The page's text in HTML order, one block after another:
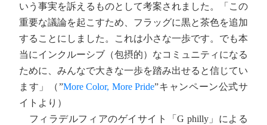
いう事実を訴えるものとして考案されました。「この
重要な議論を起こすため、フラッグに黒と茶色を追加
することにしました。これは小さな一歩です。でも本
当にインクルーシブ（包摂的）なコミュニティになる
ために、みんなで大きな一歩を踏み出せると信じてい
ます」（”More Color, More Pride”キャンペーン公式サ
イトより）
フィラデルフィアのゲイサイト「G philly」による